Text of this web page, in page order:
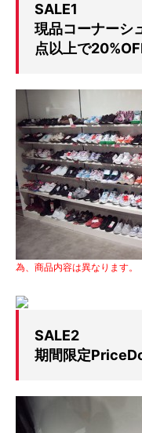
SALE1
現品コーナーシ
点以上で
為、商品内容は異なります。
SALE2
期間限定